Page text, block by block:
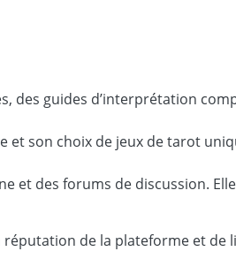
des guides d’interprétation
son choix de jeux de tarot
et des forums de discussion.
de la plateforme et